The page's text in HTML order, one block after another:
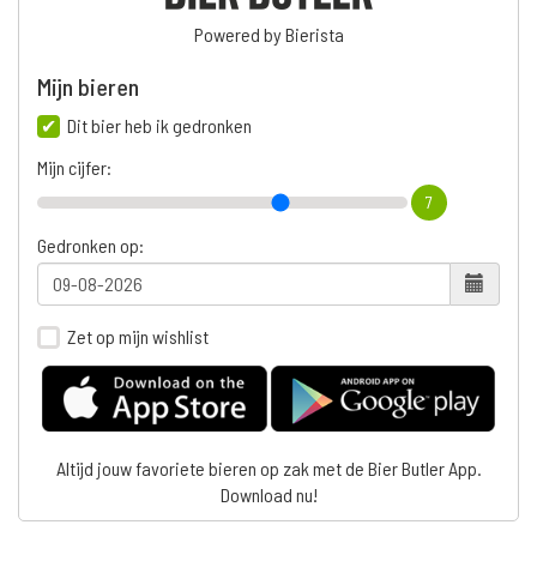
Powered by Bierista
Mijn bieren
Dit bier heb ik gedronken
Mijn cijfer:
7
Gedronken op:
Zet op mijn wishlist
Altijd jouw favoriete bieren op zak met de Bier Butler App.
Download nu!